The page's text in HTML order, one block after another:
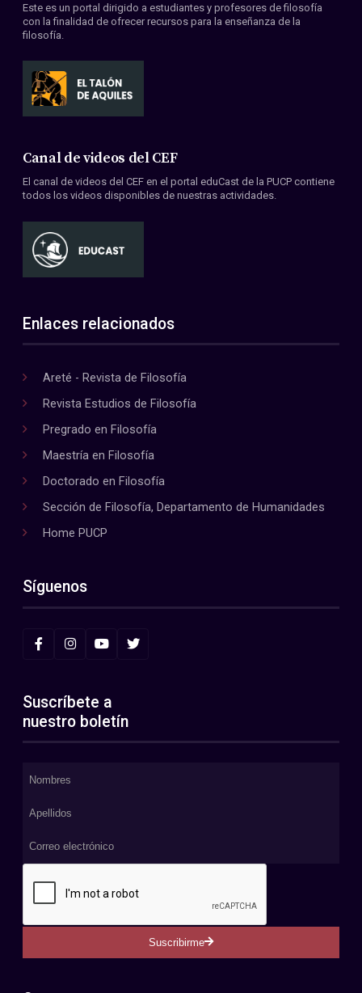
Este es un portal dirigido a estudiantes y profesores de filosofía
con la finalidad de ofrecer recursos para la enseñanza de la
filosofía.
Canal de videos del CEF
El canal de videos del CEF en el portal eduCast de la PUCP contiene
todos los videos disponibles de nuestras actividades.
Enlaces relacionados
Areté - Revista de Filosofía
Revista Estudios de Filosofía
Pregrado en Filosofía
Maestría en Filosofía
Doctorado en Filosofía
Sección de Filosofía, Departamento de Humanidades
Home PUCP
Síguenos
Suscríbete a
nuestro boletín
Suscribirme